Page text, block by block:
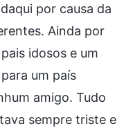
por causa da
Ainda por
idosos e um
um país
amigo. Tudo
sempre triste e